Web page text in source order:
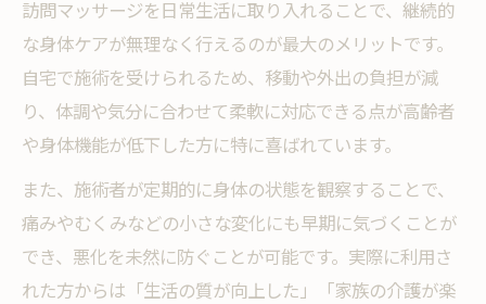
訪問マッサージを日常生活に取り入れることで、継続的
な身体ケアが無理なく行えるのが最大のメリットです。
自宅で施術を受けられるため、移動や外出の負担が減
り、体調や気分に合わせて柔軟に対応できる点が高齢者
や身体機能が低下した方に特に喜ばれています。
また、施術者が定期的に身体の状態を観察することで、
痛みやむくみなどの小さな変化にも早期に気づくことが
でき、悪化を未然に防ぐことが可能です。実際に利用さ
れた方からは「生活の質が向上した」「家族の介護が楽